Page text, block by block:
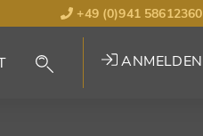
+49 (0)941 58612360
ANMELDEN